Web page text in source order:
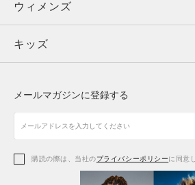
ウィメンズ
キッズ
アクセサリー
トップス
ボトムス
アクセサリー
ウィメンズ
トップス
シューズ
アクセサリー
キッズ
シューズ
メールマガジンに登録する
購読の際は、当社のプライバシーポリシーに同意